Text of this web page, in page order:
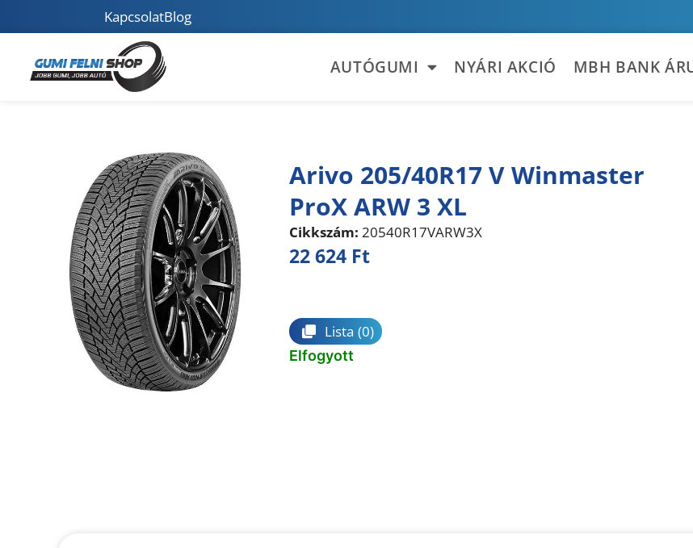
KapcsolatBlog
AUTÓGUMI NYÁRI AKCIÓ MBH BANK
Arivo 205/40R17 V Winmaster
ProX ARW 3 XL
Cikkszám: 20540R17VARW3X
22 624 Ft
Lista (0)
Elfogyott